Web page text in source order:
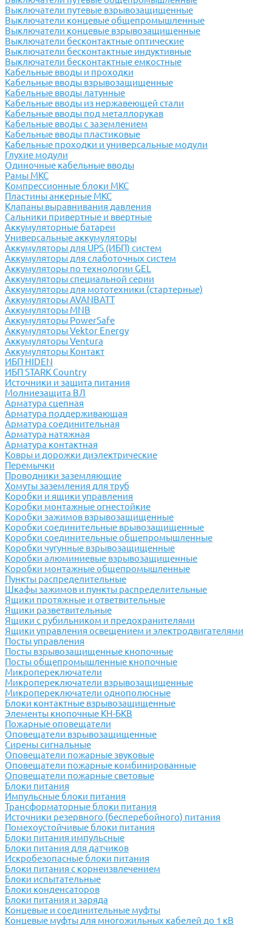
Выключатели путевые взрывозащищенные
Выключатели концевые общепромышленные
Выключатели концевые взрывозащищенные
Выключатели бесконтактные оптические
Выключатели бесконтактные индуктивные
Выключатели бесконтактные емкостные
Кабельные вводы и проходки
Кабельные вводы взрывозащищенные
Кабельные вводы латунные
Кабельные вводы из нержавеющей стали
Кабельные вводы под металлорукав
Кабельные вводы с заземлением
Кабельные вводы пластиковые
Кабельные проходки и универсальные модули
Глухие модули
Одиночные кабельные вводы
Рамы МКС
Компрессионные блоки МКС
Пластины анкерные МКС
Клапаны выравнивания давления
Сальники привертные и ввертные
Аккумуляторные батареи
Универсальные аккумуляторы
Аккумуляторы для UPS (ИБП) систем
Аккумуляторы для слаботочных систем
Аккумуляторы по технологии GEL
Аккумуляторы специальной серии
Аккумуляторы для мототехники (стартерные)
Аккумуляторы AVANBATT
Аккумуляторы MNB
Аккумуляторы PowerSafe
Аккумуляторы Vektor Energy
Аккумуляторы Ventura
Аккумуляторы Контакт
ИБП HIDEN
ИБП STARK Country
Источники и защита питания
Молниезащита ВЛ
Арматура сцепная
Арматура поддерживающая
Арматура соединительная
Арматура натяжная
Арматура контактная
Ковры и дорожки диэлектрические
Перемычки
Проводники заземляющие
Хомуты заземления для труб
Коробки и ящики управления
Коробки монтажные огнестойкие
Коробки зажимов взрывозащищенные
Коробки соединительные врывозащищенные
Коробки соединительные общепромышленные
Коробки чугунные взрывозащищенные
Коробки алюминиевые взрывозащищенные
Коробки монтажные общепромышленные
Пункты распределительные
Шкафы зажимов и пункты распределительные
Ящики протяжные и ответвительные
Ящики разветвительные
Ящики с рубильником и предохранителями
Ящики управления освещением и электродвигателями
Посты управления
Посты взрывозащищенные кнопочные
Посты общепромышленные кнопочные
Микропереключатели
Микропереключатели взрывозащищенные
Микропереключатели однополюсные
Блоки контактные взрывозащищенные
Элементы кнопочные КН-БКВ
Пожарные оповещатели
Оповещатели взрывозащищенные
Сирены сигнальные
Оповещатели пожарные звуковые
Оповещатели пожарные комбинированные
Оповещатели пожарные световые
Блоки питания
Импульсные блоки питания
Трансформаторные блоки питания
Источники резервного (бесперебойного) питания
Помехоустойчивые блоки питания
Блоки питания импульсные
Блоки питания для датчиков
Искробезопасные блоки питания
Блоки питания с корнеизвлечением
Блоки испытательные
Блоки конденсаторов
Блоки питания и заряда
Концевые и соединительные муфты
Концевые муфты для многожильных кабелей до 1 кВ